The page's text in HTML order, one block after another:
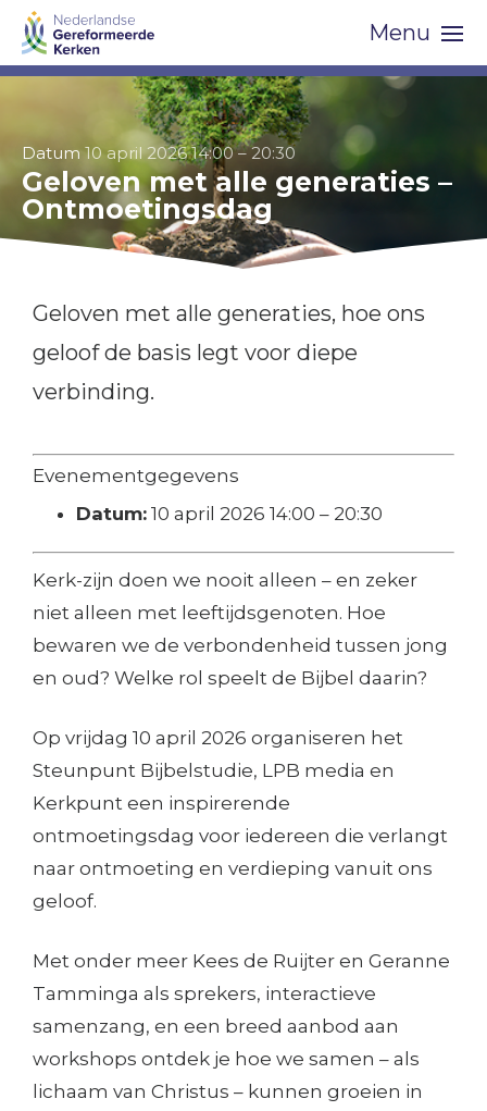
Skip
navigation
Menu
Datum 10 april 2026 14:00–20:30
Geloven met alle generaties –
Ontmoetingsdag
Geloven met alle generaties, hoe ons
geloof de basis legt voor diepe
verbinding.
Evenementgegevens
Datum: 10 april 2026 14:00 – 20:30
Kerk-zijn doen we nooit alleen – en zeker
niet alleen met leeftijdsgenoten. Hoe
bewaren we de verbondenheid tussen jong
en oud? Welke rol speelt de Bijbel daarin?
Op vrijdag 10 april 2026 organiseren het
Steunpunt Bijbelstudie, LPB media en
Kerkpunt een inspirerende
ontmoetingsdag voor iedereen die verlangt
naar ontmoeting en verdieping vanuit ons
geloof.
Met onder meer Kees de Ruijter en Geranne
Tamminga als sprekers, interactieve
samenzang, en een breed aanbod aan
workshops ontdek je hoe we samen – als
lichaam van Christus – kunnen groeien in